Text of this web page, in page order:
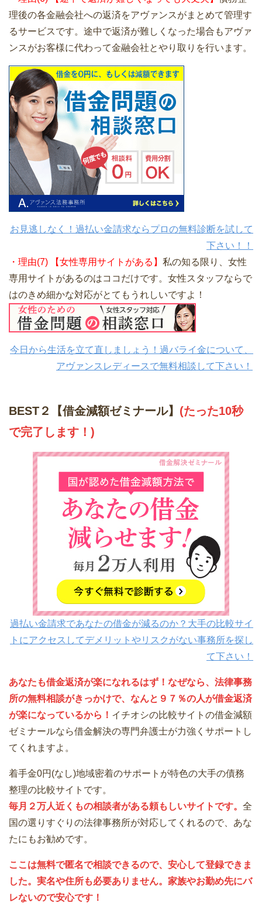
理後の各金融会社への返済をアヴァンスがまとめて管理す
るサービスです。途中で返済が難しくなった場合もアヴァ
ンスがお客様に代わって金融会社とやり取りを行います。
お見逃しなく！過払い金請求ならプロの無料診断を試して
下さい！！
・理由(7) 【女性専用サイトがある】 私の知る限り、女性
専用サイトがあるのはココだけです。女性スタッフならで
はのきめ細かな対応がとてもうれしいですよ！
今日から生活を立て直しましょう！過バライ金について、
アヴァンスレディースで無料相談して下さい！
BEST２【借金減額ゼミナール】 (たった10秒
で完了します！)
過払い金請求であなたの借金が減るのか？大手の比較サイ
トにアクセスしてデメリットやリスクがない事務所を探し
て下さい！
あなたも借金返済が楽になれるはず！なぜなら、法律事務
所の無料相談がきっかけで、なんと９７％の人が借金返済
が楽になっているから！ イチオシの比較サイトの借金減額
ゼミナールなら借金解決の専門弁護士が力強くサポートし
てくれますよ。
着手金0円(なし)地域密着のサポートが特色の大手の債務
整理の比較サイトです。
毎月２万人近くもの相談者がある頼もしいサイトです。 全
国の選りすぐりの法律事務所が対応してくれるので、あな
たにもお勧めです。
ここは無料で匿名で相談できるので、安心して登録できま
した。実名や住所も必要ありません。家族やお勤め先にバ
レないので安心です！